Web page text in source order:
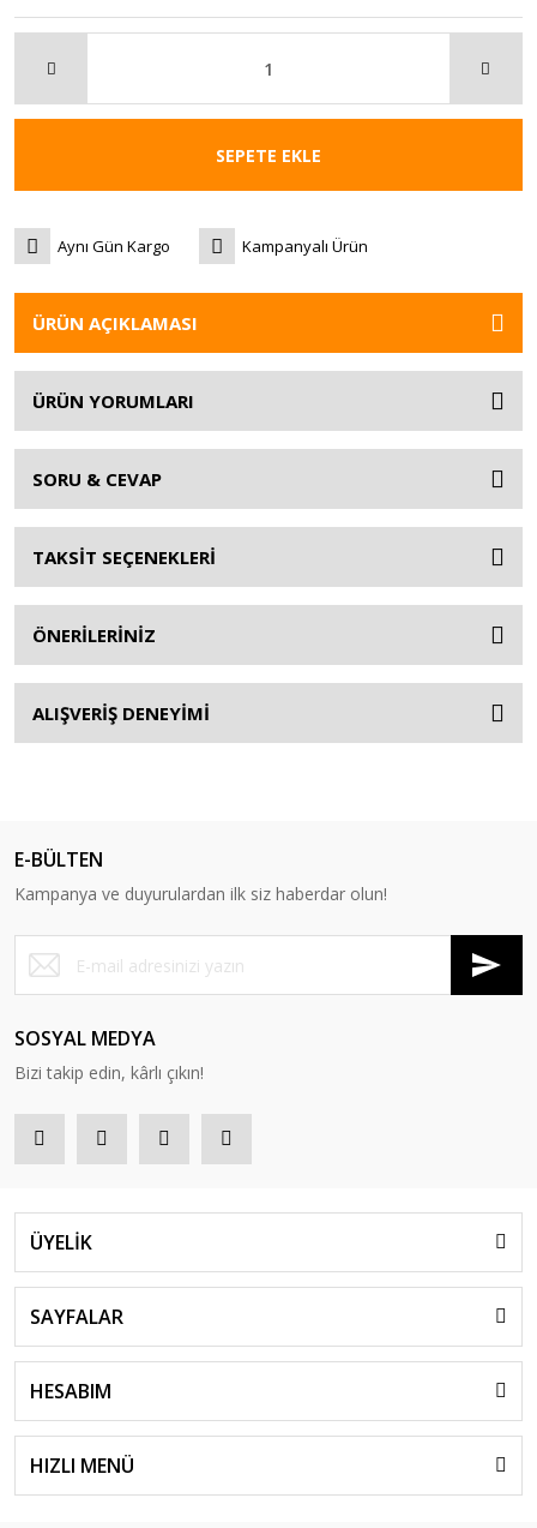
SEPETE EKLE
Aynı Gün Kargo Kampanyalı Ürün
ÜRÜN AÇIKLAMASI
ÜRÜN YORUMLARI
SORU & CEVAP
TAKSİT SEÇENEKLERİ
ÖNERİLERİNİZ
ALIŞVERİŞ DENEYİMİ
E-BÜLTEN
Kampanya ve duyurulardan ilk siz haberdar olun!
SOSYAL MEDYA
Bizi takip edin, kârlı çıkın!
ÜYELİK
SAYFALAR
HESABIM
HIZLI MENÜ